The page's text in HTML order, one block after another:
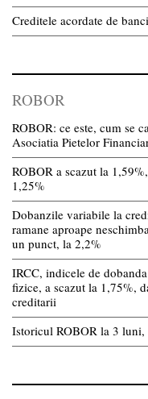
Creditele acordate de
ROBOR
ROBOR: ce este, cum se
Asociatia Pietelor
ROBOR a scazut la
1,25%
Dobanzile variabile la
ramane aproape
un punct, la 2,2%
IRCC, indicele de
fizice, a scazut la 1,75%,
creditarii
Istoricul ROBOR la 3